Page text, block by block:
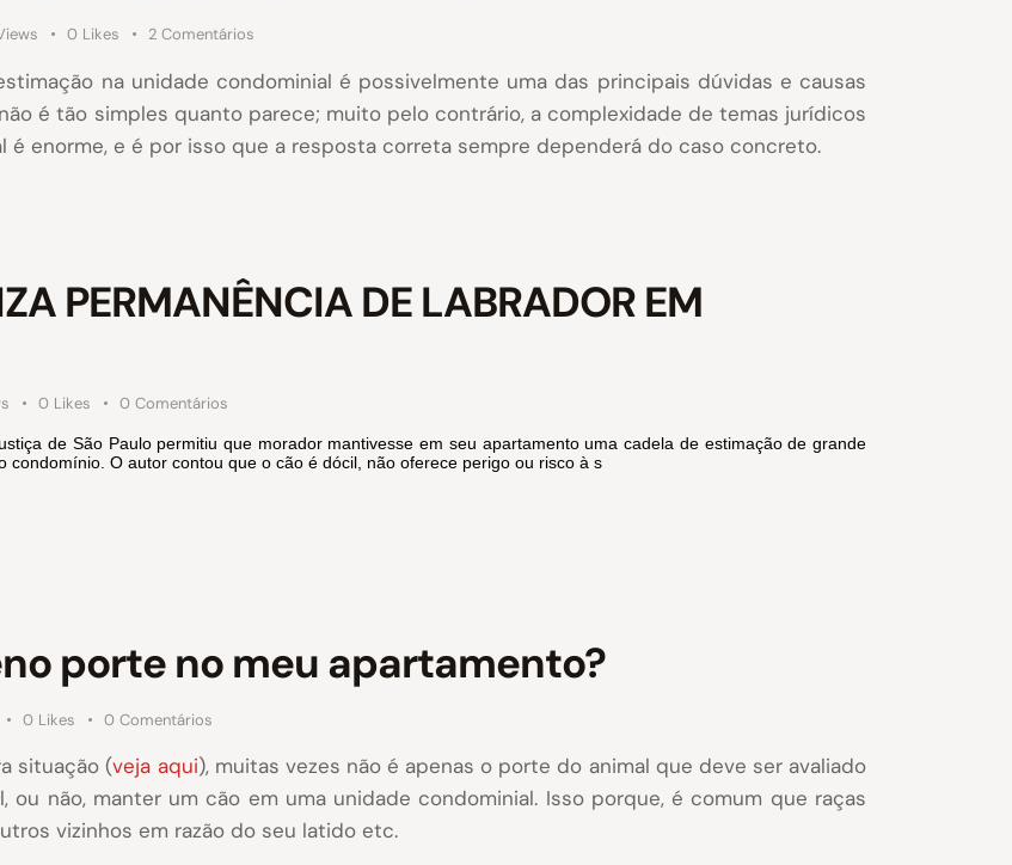
0 Likes 2 Comentários
na unidade condominial é possivelmente uma das principais dúvidas e causas
é tão simples quanto parece; muito pelo contrário, a complexidade de temas jurídicos
é enorme, e é por isso que a resposta correta sempre dependerá do caso concreto.
PERMANÊNCIA DE LABRADOR EM
0 Likes 0 Comentários
de São Paulo permitiu que morador mantivesse em seu apartamento uma cadela de estimação de grande
O autor contou que o cão é dócil, não oferece perigo ou risco à s
porte no meu apartamento?
0 Likes 0 Comentários
situação (veja aqui), muitas vezes não é apenas o porte do animal que deve ser avaliado
ou não, manter um cão em uma unidade condominial. Isso porque, é comum que raças
vizinhos em razão do seu latido etc.